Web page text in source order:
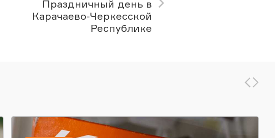
Праздничный день в
Карачаево-Черкесской
Республике